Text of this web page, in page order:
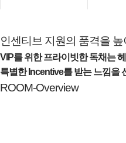
인센티브 지원의 품격을 높
VIP를 위한 프라이빗한 독채는
특별한 Incentive를 받는 느낌을
ROOM-Overview